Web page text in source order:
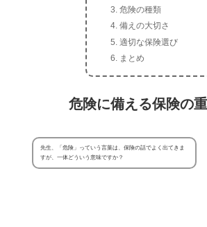
危険の種類
備えの大切さ
適切な保険選び
まとめ
危険に備える保険の
先生、「危険」っていう言葉は、保険の話でよく出てきま
すが、一体どういう意味ですか？